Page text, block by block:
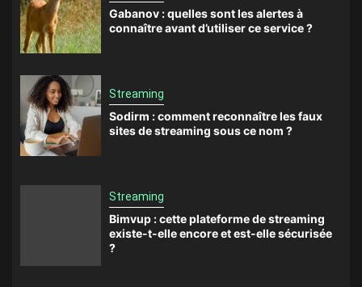
Gabanov : quelles sont les alertes à
connaître avant d’utiliser ce service ?
Streaming
Sodirm : comment reconnaître les faux
sites de streaming sous ce nom ?
Streaming
Bimvup : cette plateforme de streaming
existe-t-elle encore et est-elle sécurisée
?